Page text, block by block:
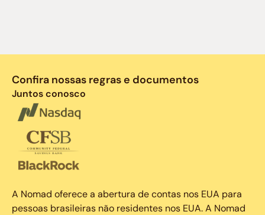
Confira nossas regras e documentos
Juntos conosco
A Nomad oferece a abertura de contas nos EUA para
pessoas brasileiras não residentes nos EUA. A Nomad